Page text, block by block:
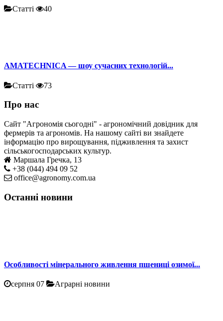
Статті 40
AMATECHNICA — шоу сучасних технологій...
Статті 73
Про нас
Сайт "Агрономія сьогодні" - агрономічний довідник для
фермерів та агрономів. На нашому сайті ви знайдете
інформацію про вирощування, підживлення та захист
сільськогосподарських культур.
Маршала Гречка, 13
+38 (044) 494 09 52
office@agronomy.com.ua
Останні новини
Особливості мінерального живлення пшениці озимої...
серпня 07 Аграрні новини